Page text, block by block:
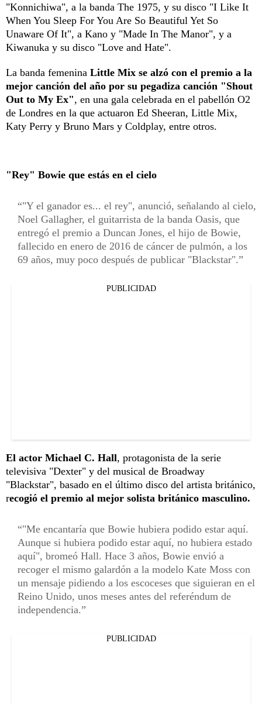
"Konnichiwa", a la banda The 1975, y su disco "I Like It
When You Sleep For You Are So Beautiful Yet So
Unaware Of It", a Kano y "Made In The Manor", y a
Kiwanuka y su disco "Love and Hate".
La banda femenina Little Mix se alzó con el premio a la
mejor canción del año por su pegadiza canción "Shout
Out to My Ex", en una gala celebrada en el pabellón O2
de Londres en la que actuaron Ed Sheeran, Little Mix,
Katy Perry y Bruno Mars y Coldplay, entre otros.
"Rey" Bowie que estás en el cielo
"Y el ganador es... el rey", anunció, señalando al cielo,
Noel Gallagher, el guitarrista de la banda Oasis, que
entregó el premio a Duncan Jones, el hijo de Bowie,
fallecido en enero de 2016 de cáncer de pulmón, a los
69 años, muy poco después de publicar "Blackstar".
PUBLICIDAD
El actor Michael C. Hall, protagonista de la serie
televisiva "Dexter" y del musical de Broadway
"Blackstar", basado en el último disco del artista británico,
recogió el premio al mejor solista británico masculino.
"Me encantaría que Bowie hubiera podido estar aquí.
Aunque si hubiera podido estar aquí, no hubiera estado
aquí", bromeó Hall. Hace 3 años, Bowie envió a
recoger el mismo galardón a la modelo Kate Moss con
un mensaje pidiendo a los escoceses que siguieran en el
Reino Unido, unos meses antes del referéndum de
independencia.
PUBLICIDAD